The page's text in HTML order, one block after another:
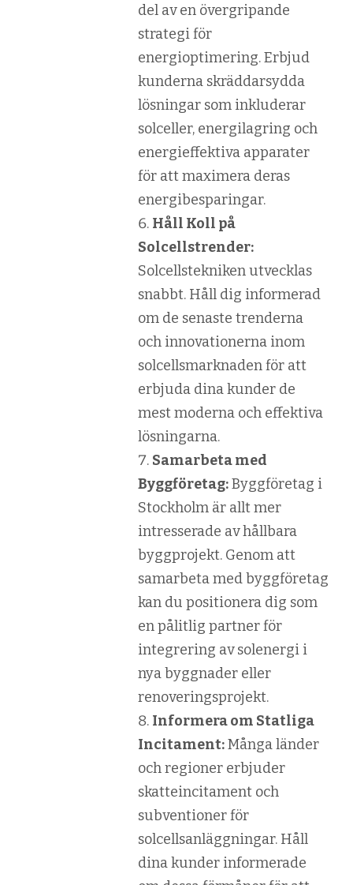
del av en övergripande
strategi för
energioptimering. Erbjud
kunderna skräddarsydda
lösningar som inkluderar
solceller, energilagring och
energieffektiva apparater
för att maximera deras
energibesparingar.
Håll Koll på
Solcellstrender:
Solcellstekniken utvecklas
snabbt. Håll dig informerad
om de senaste trenderna
och innovationerna inom
solcellsmarknaden för att
erbjuda dina kunder de
mest moderna och effektiva
lösningarna.
Samarbeta med
Byggföretag:Byggföretag i
Stockholm är allt mer
intresserade av hållbara
byggprojekt. Genom att
samarbeta med byggföretag
kan du positionera dig som
en pålitlig partner för
integrering av solenergi i
nya byggnader eller
renoveringsprojekt.
Informera om Statliga
Incitament:Många länder
och regioner erbjuder
skatteincitament och
subventioner för
solcellsanläggningar. Håll
dina kunder informerade